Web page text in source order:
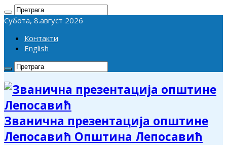
Субота, 8.август 2026
Контакти
English
Званична презентација општине
Лепосавић Општина Лепосавић